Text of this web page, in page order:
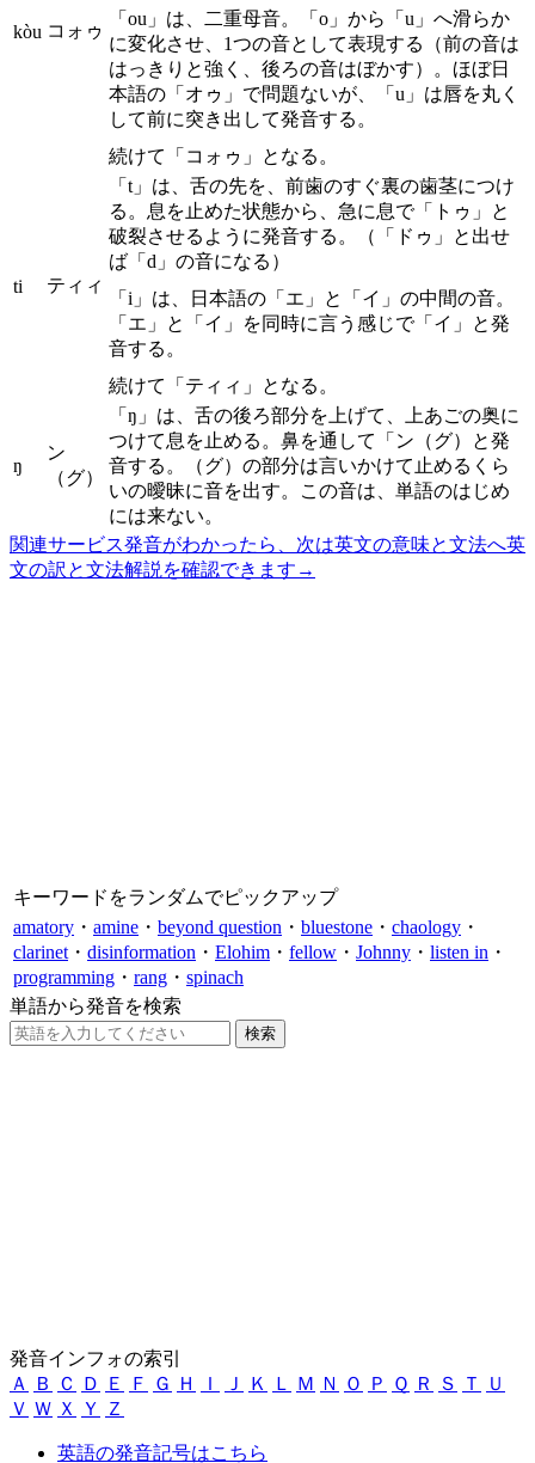
kòu コォゥ
「ou」は、二重母音。「o」から「u」へ滑らか
に変化させ、1つの音として表現する（前の音は
はっきりと強く、後ろの音はぼかす）。ほぼ日
本語の「オゥ」で問題ないが、「u」は唇を丸く
して前に突き出して発音する。
続けて「コォゥ」となる。
ti ティィ
「t」は、舌の先を、前歯のすぐ裏の歯茎につけ
る。息を止めた状態から、急に息で「トゥ」と
破裂させるように発音する。（「ドゥ」と出せ
ば「d」の音になる）
「i」は、日本語の「エ」と「イ」の中間の音。
「エ」と「イ」を同時に言う感じで「イ」と発
音する。
続けて「ティィ」となる。
ŋ
ン
（グ）
「ŋ」は、舌の後ろ部分を上げて、上あごの奥に
つけて息を止める。鼻を通して「ン（グ）と発
音する。（グ）の部分は言いかけて止めるくら
いの曖昧に音を出す。この音は、単語のはじめ
には来ない。
関連サービス発音がわかったら、次は英文の意味と文法へ英
文の訳と文法解説を確認できます →
キーワードをランダムでピックアップ
amatory ・ amine ・ beyond question ・ bluestone ・ chaology ・
clarinet ・ disinformation ・ Elohim ・ fellow ・ Johnny ・ listen in ・
programming ・ rang ・ spinach
単語から発音を検索
発音インフォの索引
Ａ
Ｂ Ｃ Ｄ Ｅ Ｆ Ｇ Ｈ Ｉ Ｊ Ｋ Ｌ Ｍ Ｎ Ｏ Ｐ Ｑ Ｒ Ｓ Ｔ
Ｕ
Ｖ Ｗ Ｘ Ｙ Ｚ
英語の発音記号はこちら